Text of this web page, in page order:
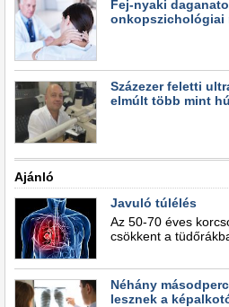
Fej-nyaki
onkopszichológiai
Százezer feletti
elmúlt több mint
Ajánló
Javuló túlélés
Az 50-70 éves
csökkent a
Néhány
lesznek a